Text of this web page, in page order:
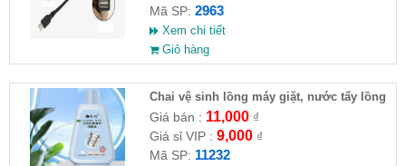
Mã SP: 2963
Xem chi tiết
Giỏ hàng
Chai vệ sinh lồng máy giặt, nước tẩy lồng
máy giặt CLEANING FLUID
Giá bán : 11,000₫
Giá sỉ VIP : 9,000₫
Mã SP: 11232